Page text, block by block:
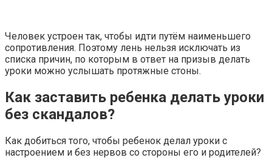
Человек устроен так, чтобы идти путём наименьшего
сопротивления. Поэтому лень нельзя исключать из
списка причин, по которым в ответ на призыв делать
уроки можно услышать протяжные стоны.
Как заставить ребенка делать уроки
без скандалов?
Как добиться того, чтобы ребенок делал уроки с
настроением и без нервов со стороны его и родителей?